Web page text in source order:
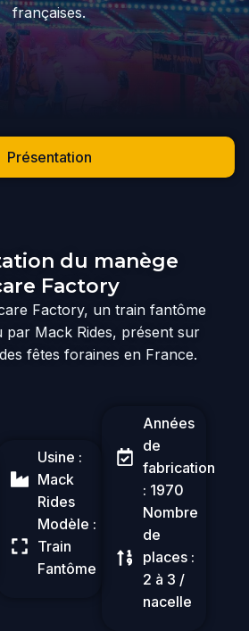
françaises.
Présentation
du manège
Factory
Factory, un train fantôme
par Mack Rides, présent sur
fêtes foraines en France.
Usine :
Mack
Rides
Modèle :
Train
Fantôme
Années
de
fabrication
: 1970
Nombre
de
places :
2 à 3 /
nacelle